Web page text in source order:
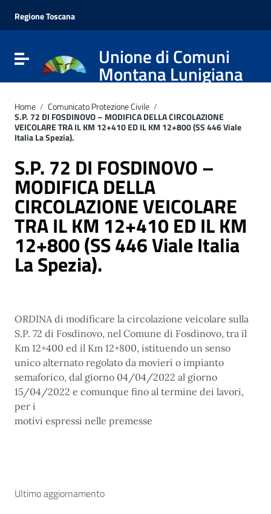
Vai al menu di navigazione
Vai al footer
Regione Toscana
Attiva / disattiva la navigazioneUnione di Comuni
Montana Lunigiana
Home / Comunicato Protezione Civile /
S.P. 72 DI FOSDINOVO – MODIFICA DELLA CIRCOLAZIONE
VEICOLARE TRA IL KM 12+410 ED IL KM 12+800 (SS 446 Viale
Italia La Spezia).
S.P. 72 DI FOSDINOVO –
MODIFICA DELLA
CIRCOLAZIONE VEICOLARE
TRA IL KM 12+410 ED IL KM
12+800 (SS 446 Viale Italia
La Spezia).
ORDINA di modificare la circolazione veicolare sulla
S.P. 72 di Fosdinovo, nel Comune di Fosdinovo, tra il
Km 12+400 ed il Km 12+800, istituendo un senso
unico alternato regolato da movieri o impianto
semaforico, dal giorno 04/04/2022 al giorno
15/04/2022 e comunque fino al termine dei lavori,
per i
motivi espressi nelle premesse
Ultimo aggiornamento